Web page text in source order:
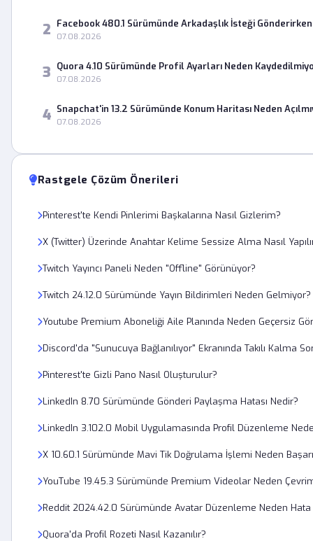
2 Facebook 480.1 Sürümünde Arkadaşlık İsteği
07.08.2026
3 Quora 4.10 Sürümünde Profil Ayarları Neden
07.08.2026
4 Snapchat'in 13.2 Sürümünde Konum Haritası Neden
07.08.2026
Rastgele Çözüm Önerileri
Pinterest'te Kendi Pinlerimi Başkalarına Nasıl Gizlerim?
X (Twitter) Üzerinde Anahtar Kelime Sessize Alma Nasıl
Twitch Yayıncı Paneli Neden "Offline" Görünüyor?
Twitch 24.12.0 Sürümünde Yayın Bildirimleri Neden Gelmiyor?
Youtube Premium Aboneliği Aile Planında Neden Geçersiz
Discord'da "Sunucuya Bağlanılıyor" Ekranında Takılı Kalma
Pinterest'te Gizli Pano Nasıl Oluşturulur?
LinkedIn 8.70 Sürümünde Gönderi Paylaşma Hatası Nedir?
LinkedIn 3.102.0 Mobil Uygulamasında Profil Düzenleme
X 10.60.1 Sürümünde Mavi Tik Doğrulama İşlemi Neden
YouTube 19.45.3 Sürümünde Premium Videolar Neden
Reddit 2024.42.0 Sürümünde Avatar Düzenleme Neden Hata
Quora'da Profil Rozeti Nasıl Kazanılır?